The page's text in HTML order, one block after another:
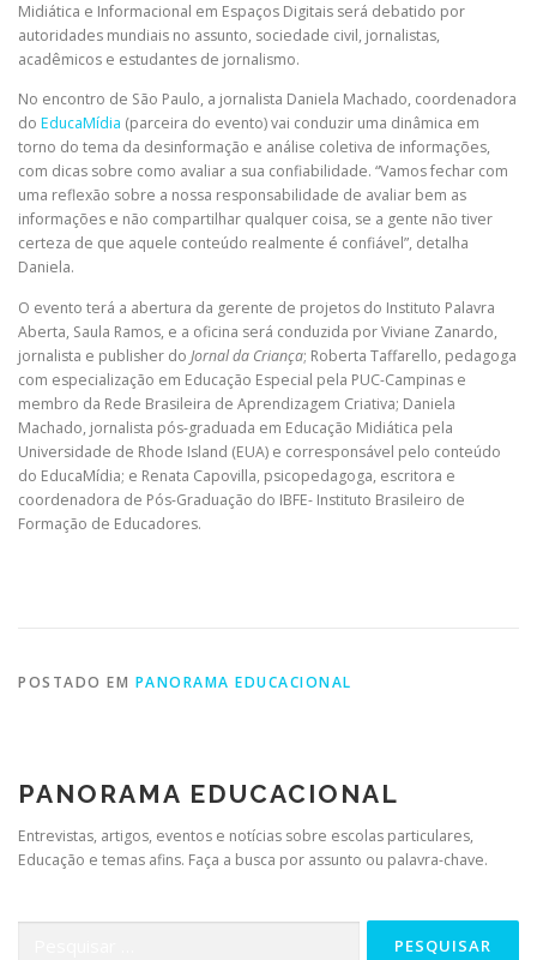
Midiática e Informacional em Espaços Digitais será debatido por
autoridades mundiais no assunto, sociedade civil, jornalistas,
acadêmicos e estudantes de jornalismo.
No encontro de São Paulo, a jornalista Daniela Machado, coordenadora
do EducaMídia (parceira do evento) vai conduzir uma dinâmica em
torno do tema da desinformação e análise coletiva de informações,
com dicas sobre como avaliar a sua confiabilidade. “Vamos fechar com
uma reflexão sobre a nossa responsabilidade de avaliar bem as
informações e não compartilhar qualquer coisa, se a gente não tiver
certeza de que aquele conteúdo realmente é confiável”, detalha
Daniela.
O evento terá a abertura da gerente de projetos do Instituto Palavra
Aberta, Saula Ramos, e a oficina será conduzida por Viviane Zanardo,
jornalista e publisher do Jornal da Criança; Roberta Taffarello, pedagoga
com especialização em Educação Especial pela PUC-Campinas e
membro da Rede Brasileira de Aprendizagem Criativa; Daniela
Machado, jornalista pós-graduada em Educação Midiática pela
Universidade de Rhode Island (EUA) e corresponsável pelo conteúdo
do EducaMídia; e Renata Capovilla, psicopedagoga, escritora e
coordenadora de Pós-Graduação do IBFE- Instituto Brasileiro de
Formação de Educadores.
POSTADO EM PANORAMA EDUCACIONAL
PANORAMA EDUCACIONAL
Entrevistas, artigos, eventos e notícias sobre escolas particulares,
Educação e temas afins. Faça a busca por assunto ou palavra-chave.